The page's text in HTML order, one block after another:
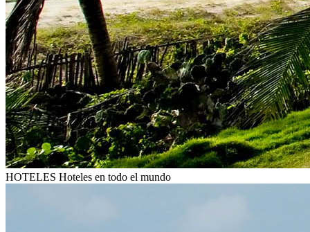
HOTELES Hoteles en todo el mundo